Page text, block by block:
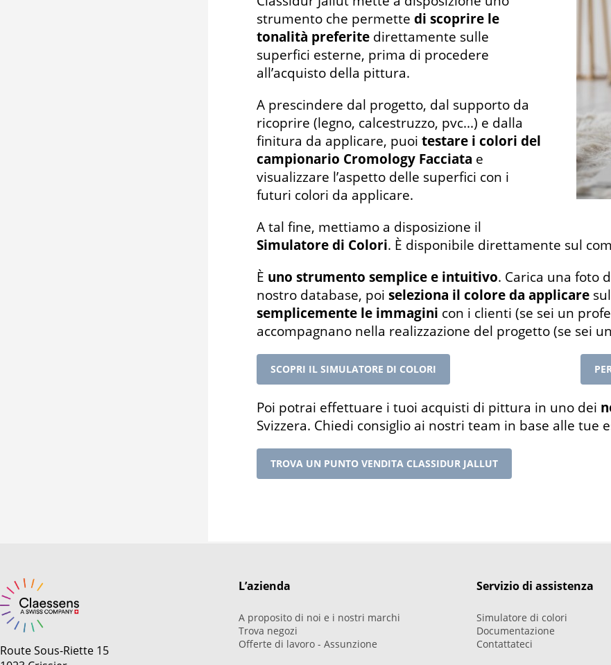
strumento che permette di scoprire le
tonalità preferite direttamente sulle
superfici esterne, prima di procedere
all’acquisto della pittura.
A prescindere dal progetto, dal supporto da
ricoprire (legno, calcestruzzo, pvc...) e dalla
finitura da applicare, puoi testare i colori del
campionario Cromology Facciata e
visualizzare l’aspetto delle superfici con i
futuri colori da applicare.
A tal fine, mettiamo a disposizione il
Simulatore di Colori. È disponibile direttamente sul
È uno strumento semplice e intuitivo. Carica una foto
nostro database, poi seleziona il colore da applicare
semplicemente le immagini con i clienti (se sei un
accompagnano nella realizzazione del progetto (se sei
SCOPRI IL SIMULATORE DI COLORI
Poi potrai effettuare i tuoi acquisti di pittura in uno dei
Svizzera. Chiedi consiglio ai nostri team in base alle tue
TROVA UN PUNTO VENDITA CLASSIDUR JALLUT
Route Sous-Riette 15
L’azienda
A proposito di noi e i nostri marchi
Trova negozi
Offerte di lavoro - Assunzione
Servizio di assistenza
Simulatore di colori
Documentazione
Contattateci